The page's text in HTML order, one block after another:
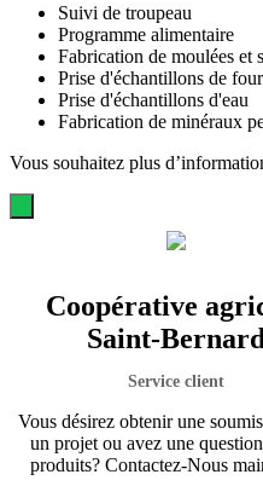
Suivi de troupeau
Programme alimentaire
Fabrication de moulées et
Prise d'échantillons de
Prise d'échantillons d'eau
Fabrication de minéraux
Vous souhaitez plus
Coopérative
Saint-
Service client
Vous désirez obtenir une
un projet ou avez une
produits? Contactez-Nous